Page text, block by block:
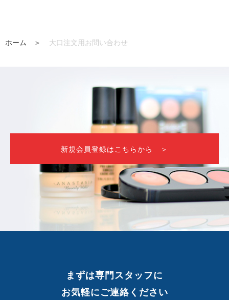
ホーム ＞ 大口注文用お問い合わせ
新規会員登録はこちらから ＞
まずは専門スタッフに
お気軽にご連絡ください